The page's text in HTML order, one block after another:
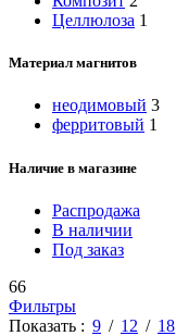
Целлюлоза 1
Материал магнитов
неодимовый 3
ферритовый 1
Наличие в магазине
Распродажа
В наличии
Под заказ
66
Фильтры
Показать
9 12 18